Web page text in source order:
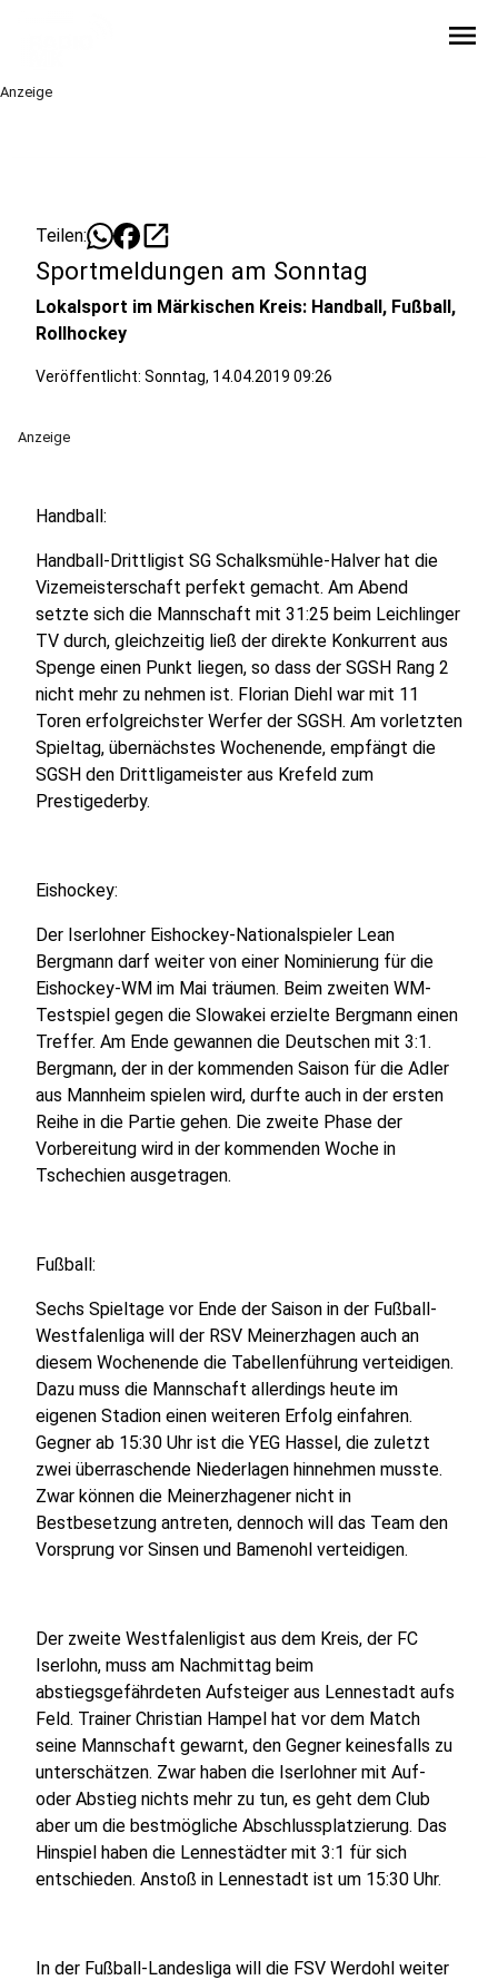
menu
Anzeige
Teilen: open_in_new
Sportmeldungen am Sonntag
Lokalsport im Märkischen Kreis: Handball, Fußball,
Rollhockey
Veröffentlicht: Sonntag, 14.04.2019 09:26
Anzeige
Handball:
Handball-Drittligist SG Schalksmühle-Halver hat die
Vizemeisterschaft perfekt gemacht. Am Abend
setzte sich die Mannschaft mit 31:25 beim Leichlinger
TV durch, gleichzeitig ließ der direkte Konkurrent aus
Spenge einen Punkt liegen, so dass der SGSH Rang 2
nicht mehr zu nehmen ist. Florian Diehl war mit 11
Toren erfolgreichster Werfer der SGSH. Am vorletzten
Spieltag, übernächstes Wochenende, empfängt die
SGSH den Drittligameister aus Krefeld zum
Prestigederby.
Eishockey:
Der Iserlohner Eishockey-Nationalspieler Lean
Bergmann darf weiter von einer Nominierung für die
Eishockey-WM im Mai träumen. Beim zweiten WM-
Testspiel gegen die Slowakei erzielte Bergmann einen
Treffer. Am Ende gewannen die Deutschen mit 3:1.
Bergmann, der in der kommenden Saison für die Adler
aus Mannheim spielen wird, durfte auch in der ersten
Reihe in die Partie gehen. Die zweite Phase der
Vorbereitung wird in der kommenden Woche in
Tschechien ausgetragen.
Fußball:
Sechs Spieltage vor Ende der Saison in der Fußball-
Westfalenliga will der RSV Meinerzhagen auch an
diesem Wochenende die Tabellenführung verteidigen.
Dazu muss die Mannschaft allerdings heute im
eigenen Stadion einen weiteren Erfolg einfahren.
Gegner ab 15:30 Uhr ist die YEG Hassel, die zuletzt
zwei überraschende Niederlagen hinnehmen musste.
Zwar können die Meinerzhagener nicht in
Bestbesetzung antreten, dennoch will das Team den
Vorsprung vor Sinsen und Bamenohl verteidigen.
Der zweite Westfalenligist aus dem Kreis, der FC
Iserlohn, muss am Nachmittag beim
abstiegsgefährdeten Aufsteiger aus Lennestadt aufs
Feld. Trainer Christian Hampel hat vor dem Match
seine Mannschaft gewarnt, den Gegner keinesfalls zu
unterschätzen. Zwar haben die Iserlohner mit Auf-
oder Abstieg nichts mehr zu tun, es geht dem Club
aber um die bestmögliche Abschlussplatzierung. Das
Hinspiel haben die Lennestädter mit 3:1 für sich
entschieden. Anstoß in Lennestadt ist um 15:30 Uhr.
In der Fußball-Landesliga will die FSV Werdohl weiter